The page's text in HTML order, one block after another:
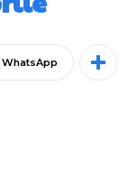
WhatsApp